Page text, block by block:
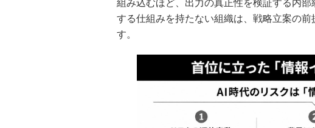
組み込むほど、出力の真正性を検証する内
する仕組みを持たない組織は、戦略立案の
す。